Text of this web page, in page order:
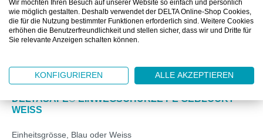
DZ391024W
DELTASAFE® EINWEGSCHÜRZE PE GEBLOCKT
WEISS
Einheitsgrösse, Blau oder Weiss
Wir möchten Ihren Besuch auf unserer Website so einfach und persönlich
wie möglich gestalten. Deshalb verwendet der DELTA Online-Shop Cookies,
die für die Nutzung bestimmter Funktionen erforderlich sind. Weitere Cookies
erhöhen die Benutzerfreundlichkeit und stellen sicher, dass wir und Dritte für
Sie relevante Anzeigen schalten können.
KONFIGURIEREN ALLE AKZEPTIEREN